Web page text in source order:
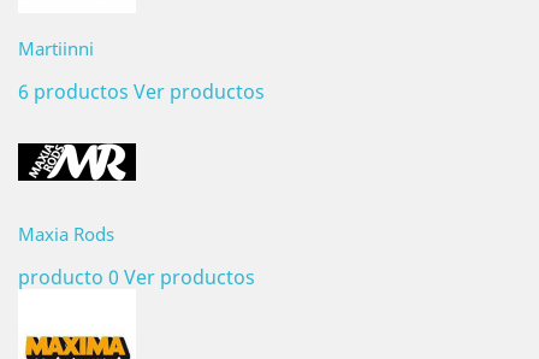
Martiinni
6 productos Ver productos
Maxia Rods
producto 0 Ver productos